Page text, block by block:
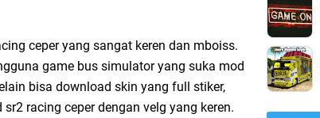
ceper yang sangat keren dan mboiss.
game bus simulator yang suka mod
bisa download skin yang full stiker,
racing ceper dengan velg yang keren.